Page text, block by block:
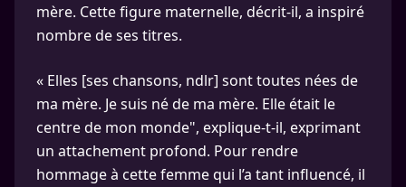
mère. Cette figure maternelle, décrit-il, a inspiré
nombre de ses titres.
« Elles [ses chansons, ndlr] sont toutes nées de
ma mère. Je suis né de ma mère. Elle était le
centre de mon monde", explique-t-il, exprimant
un attachement profond. Pour rendre
hommage à cette femme qui l’a tant influencé, il